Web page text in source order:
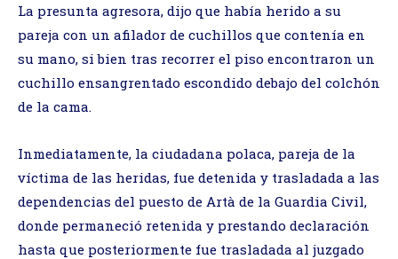
La presunta agresora, dijo que había herido a su
pareja con un afilador de cuchillos que contenía en
su mano, si bien tras recorrer el piso encontraron un
cuchillo ensangrentado escondido debajo del colchón
de la cama.
Inmediatamente, la ciudadana polaca, pareja de la
víctima de las heridas, fue detenida y trasladada a las
dependencias del puesto de Artà de la Guardia Civil,
donde permaneció retenida y prestando declaración
hasta que posteriormente fue trasladada al juzgado